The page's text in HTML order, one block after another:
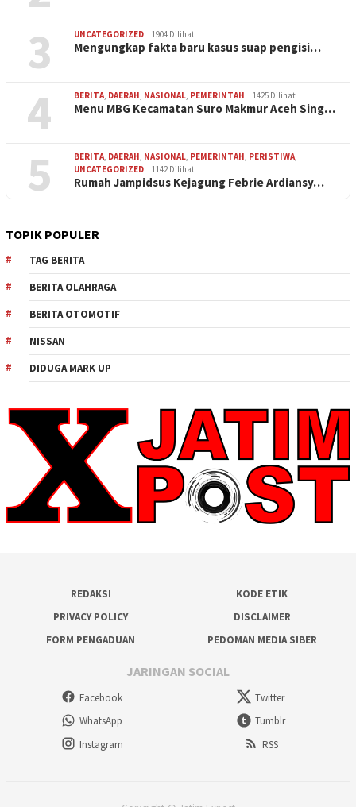
3 UNCATEGORIZED 1904 Dilihat
Mengungkap fakta baru kasus suap pengisi…
4 BERITA DAERAH NASIONAL PEMERINTAH 1425 Dilihat
Menu MBG Kecamatan Suro Makmur Aceh Sing…
5 BERITA DAERAH NASIONAL PEMERINTAH PERISTIWA
UNCATEGORIZED
1142 Dilihat
Rumah Jampidsus Kejagung Febrie Ardiansy…
TOPIK POPULER
TAG BERITA
BERITA OLAHRAGA
BERITA OTOMOTIF
NISSAN
DIDUGA MARK UP
REDAKSI
KODE ETIK
PRIVACY POLICY
DISCLAIMER
FORM PENGADUAN
PEDOMAN MEDIA SIBER
JARINGAN SOCIAL
Facebook
Twitter
WhatsApp
Tumblr
Instagram
RSS